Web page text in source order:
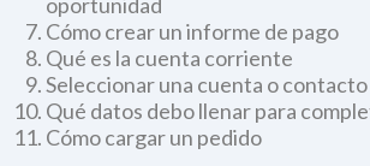
Cómo crear un informe de pago
Qué es la cuenta corriente
Seleccionar una cuenta o
Qué datos debo llenar para
Cómo cargar un pedido